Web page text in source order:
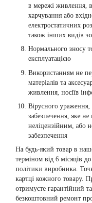
в мережі живлення,
харчування або
електростатичних
також інших видів
Нормального зносу
експлуатацією
Використанням не
матеріалів та
живлення, носіїв
Вірусного
забезпечення, яке
неліцензійним, або
забезпечення
На будь-який товар в
терміном від 6 місяців
політики виробника.
картці кожного товару.
отримуєте гарантійний
безкоштовний ремонт